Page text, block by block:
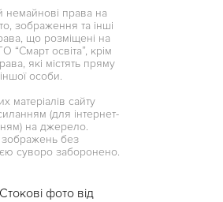
немайнові права на
зображення та інші
що розміщені на
“Смарт освіта”, крім
які містять пряму
особи.
матеріалів сайту
(для інтернет-
на джерело.
без
суворо заборонено.
Стокові фото від